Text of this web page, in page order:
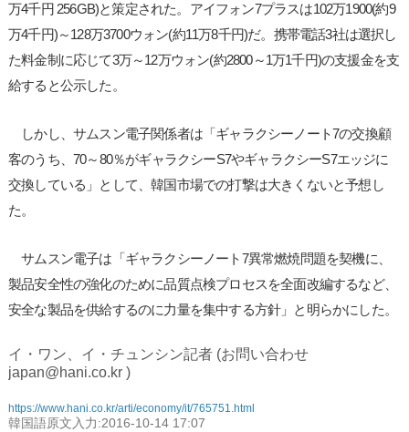
万4千円 256GB)と策定された。アイフォン7プラスは102万1900(約9
万4千円)～128万3700ウォン(約11万8千円)だ。携帯電話3社は選択し
た料金制に応じて3万～12万ウォン(約2800～1万1千円)の支援金を支
給すると公示した。
しかし、サムスン電子関係者は「ギャラクシーノート7の交換顧
客のうち、70～80％がギャラクシーS7やギャラクシーS7エッジに
交換している」として、韓国市場での打撃は大きくないと予想し
た。
サムスン電子は「ギャラクシーノート7異常燃焼問題を契機に、
製品安全性の強化のために品質点検プロセスを全面改編するなど、
安全な製品を供給するのに力量を集中する方針」と明らかにした。
イ・ワン、イ・チュンシン記者 (お問い合わせ
japan@hani.co.kr )
https://www.hani.co.kr/arti/economy/it/765751.html
韓国語原文入力:2016-10-14 17:07